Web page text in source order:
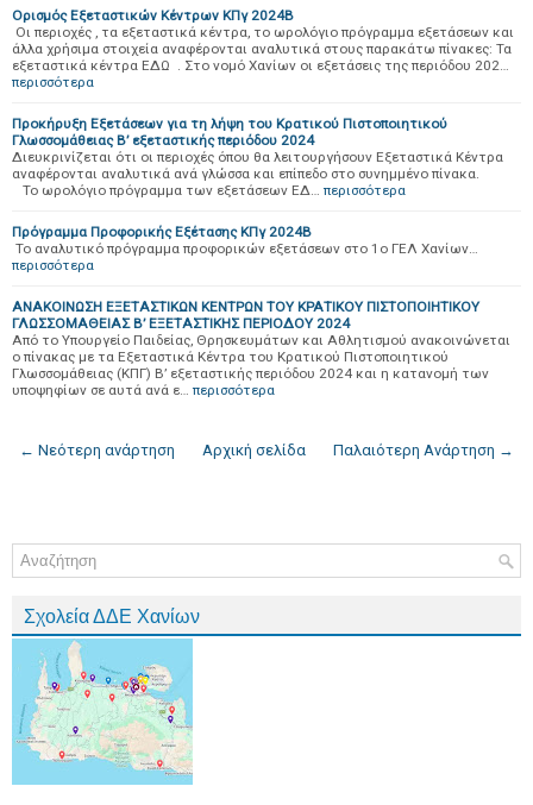
Ορισμός Εξεταστικών Κέντρων ΚΠγ 2024Β
Οι περιοχές , τα εξεταστικά κέντρα, το ωρολόγιο πρόγραμμα εξετάσεων και
άλλα χρήσιμα στοιχεία αναφέρονται αναλυτικά στους παρακάτω πίνακες: Τα
εξεταστικά κέντρα ΕΔΩ . Στο νομό Χανίων οι εξετάσεις της περιόδου 202…
περισσότερα
Προκήρυξη Εξετάσεων για τη λήψη του Κρατικού Πιστοποιητικού
Γλωσσομάθειας Β’ εξεταστικής περιόδου 2024
Διευκρινίζεται ότι οι περιοχές όπου θα λειτουργήσουν Εξεταστικά Κέντρα
αναφέρονται αναλυτικά ανά γλώσσα και επίπεδο στο συνημμένο πίνακα.
Το ωρολόγιο πρόγραμμα των εξετάσεων ΕΔ… περισσότερα
Πρόγραμμα Προφορικής Εξέτασης ΚΠγ 2024Β
Το αναλυτικό πρόγραμμα προφορικών εξετάσεων στο 1ο ΓΕΛ Χανίων…
περισσότερα
ΑΝΑΚΟΙΝΩΣΗ ΕΞΕΤΑΣΤΙΚΩΝ ΚΕΝΤΡΩΝ ΤΟΥ ΚΡΑΤΙΚΟΥ ΠΙΣΤΟΠΟΙΗΤΙΚΟΥ
ΓΛΩΣΣΟΜΑΘΕΙΑΣ Β’ ΕΞΕΤΑΣΤΙΚΗΣ ΠΕΡΙΟΔΟΥ 2024
Από το Υπουργείο Παιδείας, Θρησκευμάτων και Αθλητισμού ανακοινώνεται
ο πίνακας με τα Εξεταστικά Κέντρα του Κρατικού Πιστοποιητικού
Γλωσσομάθειας (ΚΠΓ) Β’ εξεταστικής περιόδου 2024 και η κατανομή των
υποψηφίων σε αυτά ανά ε… περισσότερα
← Νεότερη ανάρτηση Παλαιότερη Ανάρτηση →
Αρχική σελίδα
Σχολεία ΔΔΕ Χανίων